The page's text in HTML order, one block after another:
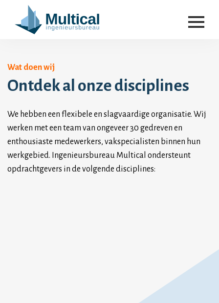
Wat doen wij
Ontdek al onze disciplines
We hebben een flexibele en slagvaardige organisatie. Wij
werken met een team van ongeveer 30 gedreven en
enthousiaste medewerkers, vakspecialisten binnen hun
werkgebied. Ingenieursbureau Multical ondersteunt
opdrachtgevers in de volgende disciplines: